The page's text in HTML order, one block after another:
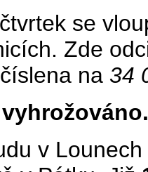
se
Zde
na 34
v